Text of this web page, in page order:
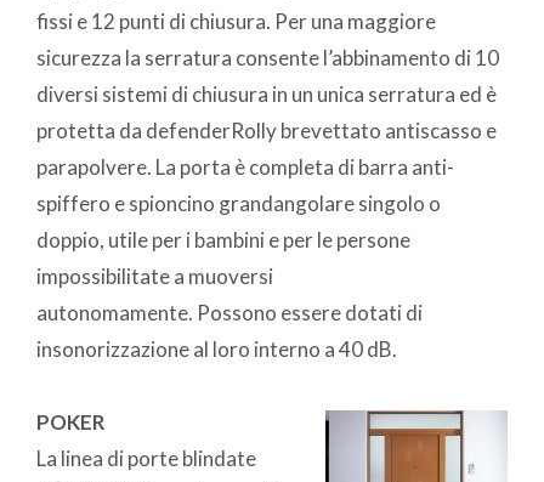
fissi e 12 punti di chiusura. Per una maggiore
sicurezza la serratura consente l’abbinamento di 10
diversi sistemi di chiusura in un unica serratura ed è
protetta da defenderRolly brevettato antiscasso e
parapolvere. La porta è completa di barra anti-
spiffero e spioncino grandangolare singolo o
doppio, utile per i bambini e per le persone
impossibilitate a muoversi
autonomamente. Possono essere dotati di
insonorizzazione al loro interno a 40 dB.
POKER
La linea di porte blindate